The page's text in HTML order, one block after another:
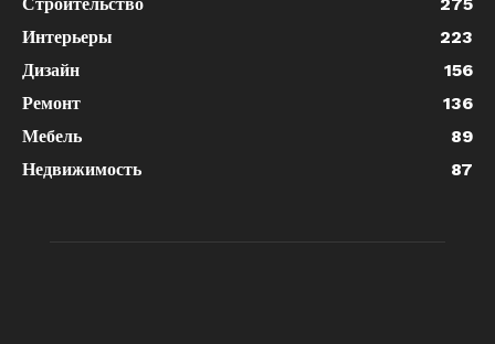
Интерьеры
223
Дизайн
156
Ремонт
136
Мебель
89
Недвижимость
87